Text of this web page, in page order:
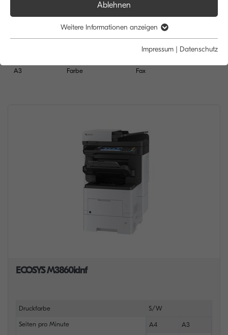
A3 Farbe
Funktion:
Scan
Fax
ECOSYS M3860idnf
Druckfarbe S/W
Seiten pro Minute A4 A3
Ablehnen
Weitere Informationen anzeigen
Impressum | Datenschutz